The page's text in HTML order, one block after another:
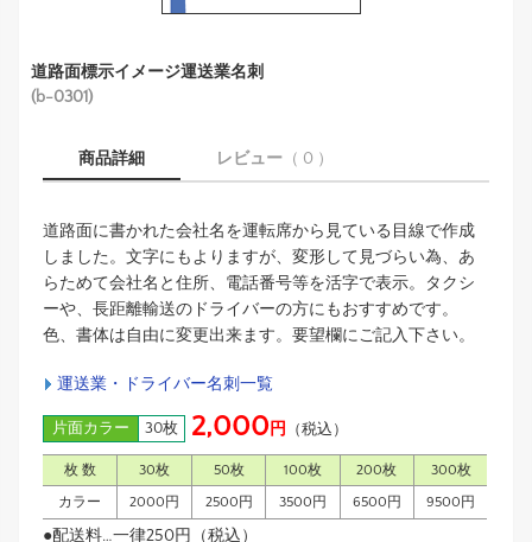
道路面標示イメージ運送業名刺
(b-0301)
商品詳細 レビュー （ 0 ）
道路面に書かれた会社名を運転席から見ている目線で作成
しました。文字にもよりますが、変形して見づらい為、あ
らためて会社名と住所、電話番号等を活字で表示。タクシ
ーや、長距離輸送のドライバーの方にもおすすめです。
色、書体は自由に変更出来ます。要望欄にご記入下さい。
運送業・ドライバー名刺一覧
片面カラー 30枚 2,000円 （税込）
枚 数 30枚 50枚 100枚 200枚 300枚
カラー 2000円 2500円 3500円 6500円 9500円
●配送料…一律250円（税込）